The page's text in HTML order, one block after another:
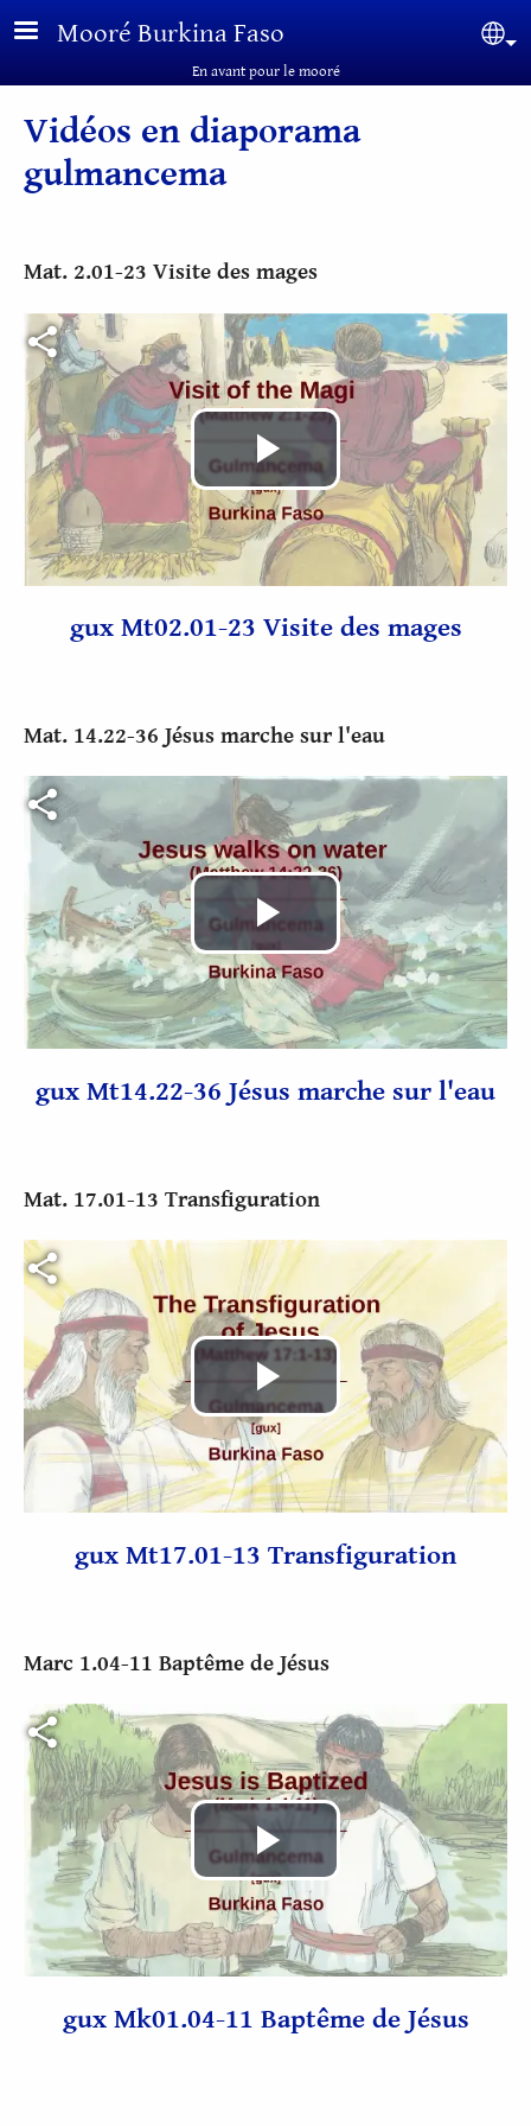
Aller au contenu principal
Mooré Burkina Faso
En avant pour le mooré
Vidéos en diaporama
gulmancema
Mat. 2.01-23 Visite des mages
Fichier vidéo
Lire
la
vidéo
gux Mt02.01-23 Visite des mages
Mat. 14.22-36 Jésus marche sur l'eau
Fichier vidéo
Lire
la
vidéo
gux Mt14.22-36 Jésus marche sur l'eau
Mat. 17.01-13 Transfiguration
Fichier vidéo
Lire
la
vidéo
gux Mt17.01-13 Transfiguration
Marc 1.04-11 Baptême de Jésus
Fichier vidéo
Lire
la
vidéo
gux Mk01.04-11 Baptême de Jésus